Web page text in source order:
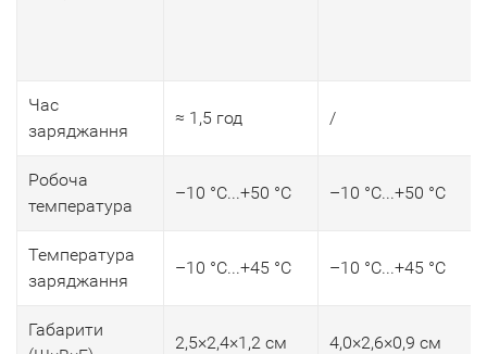
Час
заряджання
≈ 1,5 год /
Робоча
температура
–10 °C...+50 °C –10 °C...+50 °C
Температура
заряджання
–10 °C...+45 °C –10 °C...+45 °C
Габарити
2,5×2,4×1,2 см 4,0×2,6×0,9 см